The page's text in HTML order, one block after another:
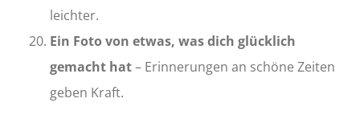
leichter.
Ein Foto von etwas, was dich glücklich
gemacht hat– Erinnerungen an schöne Zeiten
geben Kraft.